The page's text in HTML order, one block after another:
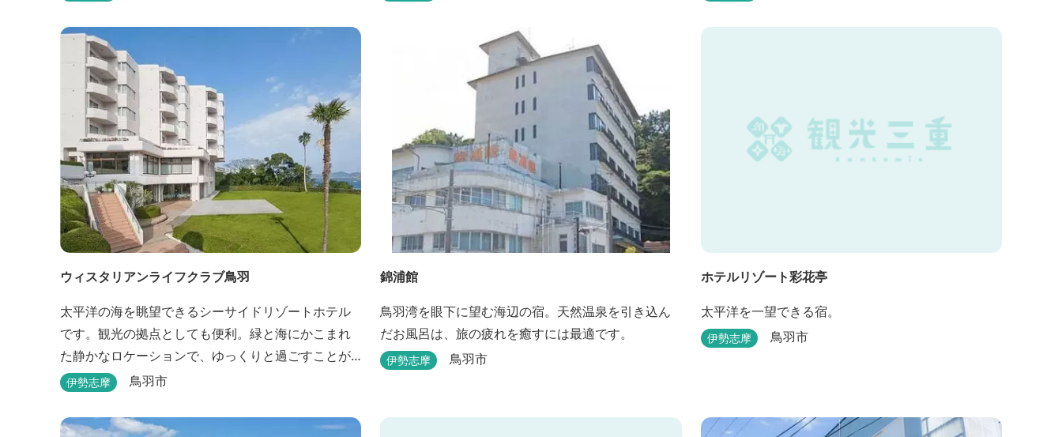
し下さいませ。
ウィスタリアンライフクラブ鳥羽
太平洋の海を眺望できるシーサイドリゾートホテル
です。観光の拠点としても便利。緑と海にかこまれ
た静かなロケーションで、ゆっくりと過ごすことが
できます。
伊勢志摩 鳥羽市
錦浦館
鳥羽湾を眼下に望む海辺の宿。天然温泉を引き込ん
だお風呂は、旅の疲れを癒すには最適です。
伊勢志摩 鳥羽市
ホテルリゾート彩花亭
太平洋を一望できる宿。
伊勢志摩 鳥羽市